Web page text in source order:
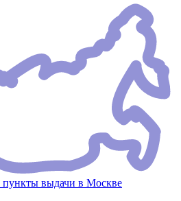
пункты выдачи в Москве